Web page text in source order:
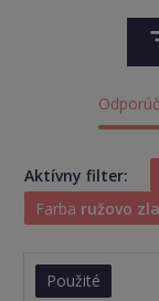
Aktívny filter:
Farba ružovo
Použité